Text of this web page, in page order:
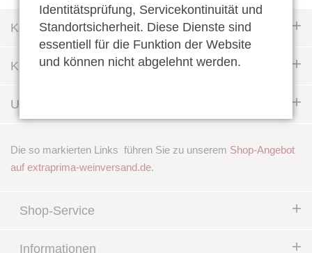
Kontakt
Kundenservice
Unsere Öffnungszeiten im Speicher 7
Die so markierten Links führen Sie zu unserem Shop-Angebot
auf extraprima-weinversand.de.
Shop-Service
Informationen
Identitätsprüfung, Servicekontinuität und
Standortsicherheit. Diese Dienste sind
essentiell für die Funktion der Website
und können nicht abgelehnt werden.